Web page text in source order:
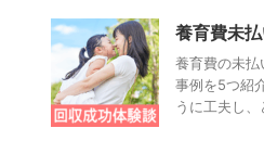
養育費未
養育費の未払
事例を5つ紹
うに工夫し